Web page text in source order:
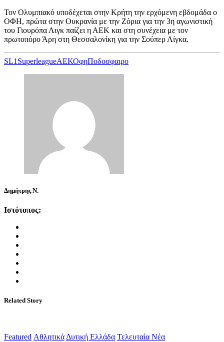
Τον Ολυμπιακό υποδέχεται στην Κρήτη την ερχόμενη εβδομάδα ο
ΟΦΗ, πρώτα στην Ουκρανία με την Ζόρια για την 3η αγωνιστική
του Γιουρόπα Λιγκ παίζει η ΑΕΚ και στη συνέχεια με τον
πρωτοπόρο Άρη στη Θεσσαλονίκη για την Σούπερ Λίγκα.
SL1 SuperleagueΑΕΚΟφηΠοδοσφαιρο
Δημήτρης Ν.
Ιστότοπος:
Related Story
Featured ΑθλητικάΔυτική Ελλάδα Τελευταία Νέα